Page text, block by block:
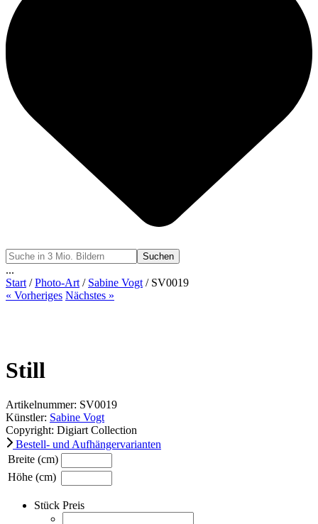
Suchen
...
Start/Photo-Art/ Sabine Vogt/ SV0019
« Vorheriges Nächstes »
Still
Artikelnummer: SV0019
Künstler: Sabine Vogt
Copyright: Digiart Collection
Bestell- und Aufhängervarianten
Breite (cm)
Höhe (cm)
Stück Preis